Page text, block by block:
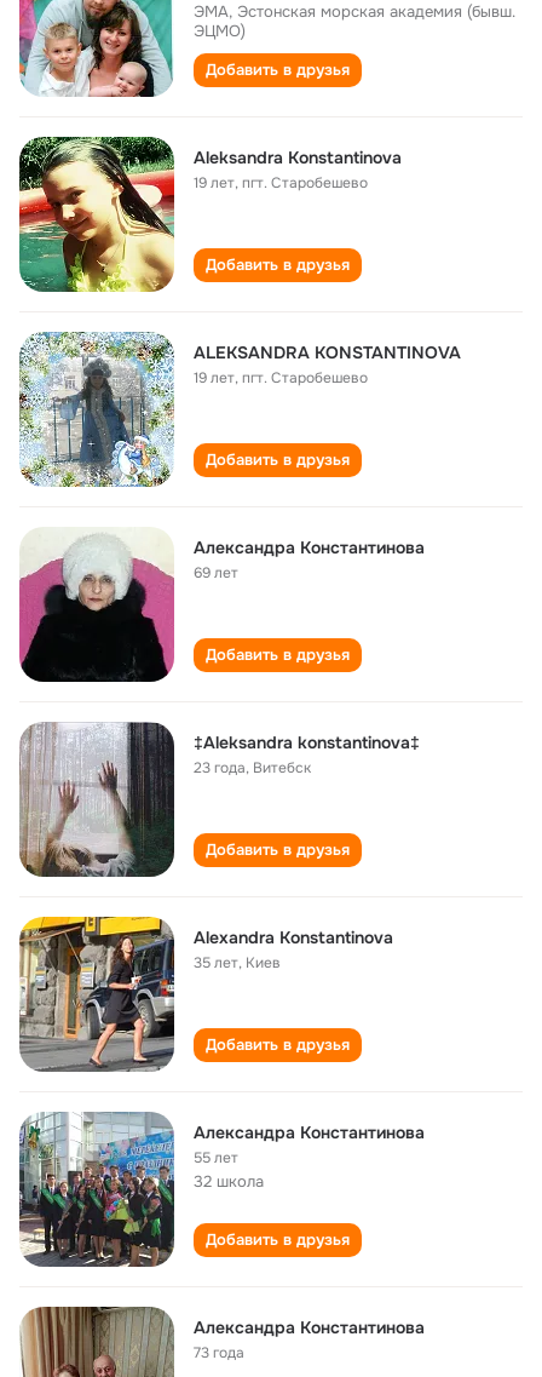
ЭМА, Эстонская морская академия (бывш.
ЭЦМО)
Добавить в друзья
Aleksandra Konstantinova
19 лет,пгт. Старобешево
Добавить в друзья
ALEKSANDRA KONSTANTINOVA
19 лет,пгт. Старобешево
Добавить в друзья
Александра Константинова
69 лет
Добавить в друзья
‡Aleksandra konstantinova‡
23 года, Витебск
Добавить в друзья
Alexandra Konstantinova
35 лет, Киев
Добавить в друзья
Александра Константинова
55 лет
32 школа
Добавить в друзья
Александра Константинова
73 года